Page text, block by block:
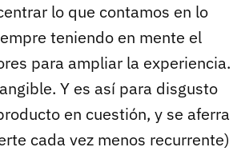
lo que contamos en lo
teniendo en mente el
para ampliar la experiencia.
Y es así para disgusto
en cuestión, y se aferra
cada vez menos recurrente)